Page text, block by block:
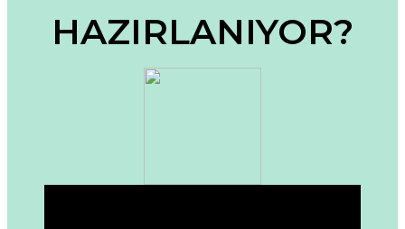
Ürün fiyatı diğer sitelerden daha pahalı.
Bu ürüne benzer farklı alternatifler olmalı.
HAZIRLANIYOR?